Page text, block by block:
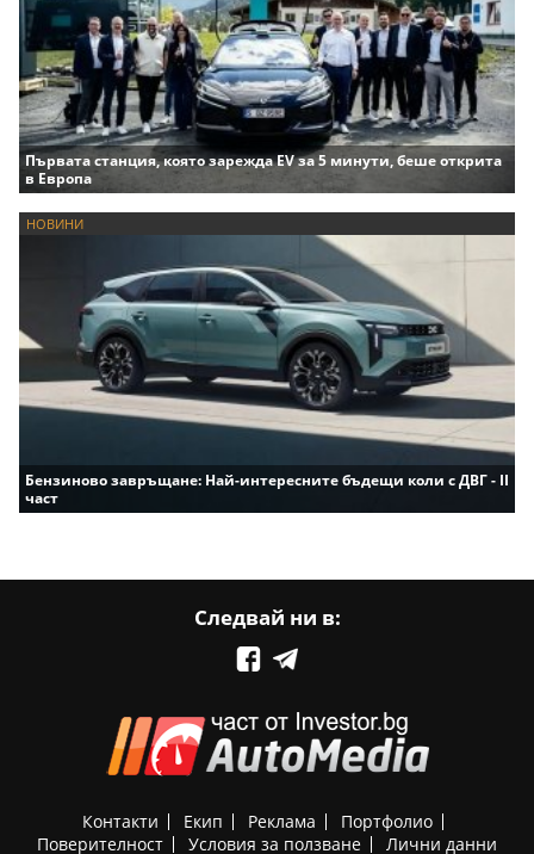
Първата станция, която зарежда EV за 5 минути, беше открита
в Европа
НОВИНИ
Бензиново завръщане: Най-интересните бъдещи коли с ДВГ - II
част
Следвай ни в:
Контакти Екип Реклама
Портфолио
Поверителност
Условия за ползване Лични данни